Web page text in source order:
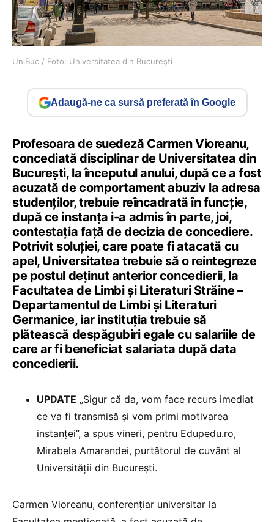
UniBuc / Foto: Universitatea din București
Adaugă-ne ca sursă preferată în Google
Profesoara de suedeză Carmen Vioreanu,
concediată disciplinar de Universitatea din
București, la începutul anului, după ce a fost
acuzată de comportament abuziv la adresa
studenților, trebuie reîncadrată în funcție,
după ce instanța i-a admis în parte, joi,
contestația față de decizia de concediere.
Potrivit soluției, care poate fi atacată cu
apel, Universitatea trebuie să o reintegreze
pe postul deținut anterior concedierii, la
Facultatea de Limbi și Literaturi Străine –
Departamentul de Limbi și Literaturi
Germanice, iar instituția trebuie să
plătească despăgubiri egale cu salariile de
care ar fi beneficiat salariata după data
concedierii.
UPDATE „Sigur că da, vom face recurs imediat
ce va fi transmisă și vom primi motivarea
instanței”, a spus vineri, pentru Edupedu.ro,
Mirabela Amarandei, purtătorul de cuvânt al
Universității din București.
Carmen Vioreanu, conferențiar universitar la